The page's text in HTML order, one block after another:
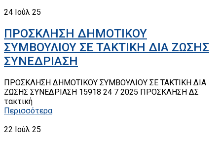
24 Ιούλ 25
ΠΡΟΣΚΛΗΣΗ ΔΗΜΟΤΙΚΟΥ
ΣΥΜΒΟΥΛΙΟΥ ΣΕ ΤΑΚΤΙΚΗ ΔΙΑ ΖΩΣΗΣ
ΣΥΝΕΔΡΙΑΣΗ
ΠΡΟΣΚΛΗΣΗ ΔΗΜΟΤΙΚΟΥ ΣΥΜΒΟΥΛΙΟΥ ΣΕ ΤΑΚΤΙΚΗ ΔΙΑ
ΖΩΣΗΣ ΣΥΝΕΔΡΙΑΣΗ 15918 24 7 2025 ΠΡΟΣΚΛΗΣΗ ΔΣ
τακτική
Περισσότερα
22 Ιούλ 25